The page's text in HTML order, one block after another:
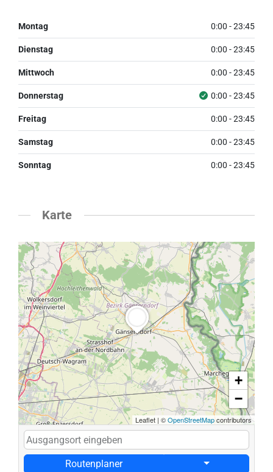
Montag 0:00 - 23:45
Dienstag 0:00 - 23:45
Mittwoch 0:00 - 23:45
Donnerstag 0:00 - 23:45
Freitag 0:00 - 23:45
Samstag 0:00 - 23:45
Sonntag 0:00 - 23:45
Karte
+
−
Leaflet | ©OpenStreetMapcontributors
Routenplaner